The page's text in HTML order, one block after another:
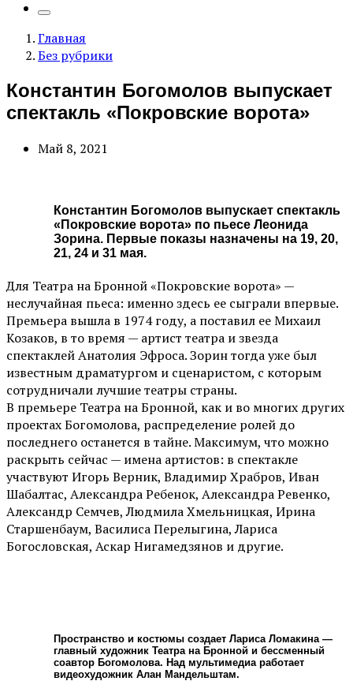
Главная
Без рубрики
Константин Богомолов выпускает
спектакль «Покровские ворота»
Май 8, 2021
Константин Богомолов выпускает спектакль
«Покровские ворота» по пьесе Леонида
Зорина. Первые показы назначены на 19, 20,
21, 24 и 31 мая.
Для Театра на Бронной «Покровские ворота» —
неслучайная пьеса: именно здесь ее сыграли впервые.
Премьера вышла в 1974 году, а поставил ее Михаил
Козаков, в то время — артист театра и звезда
спектаклей Анатолия Эфроса. Зорин тогда уже был
известным драматургом и сценаристом, с которым
сотрудничали лучшие театры страны.
В премьере Театра на Бронной, как и во многих других
проектах Богомолова, распределение ролей до
последнего останется в тайне. Максимум, что можно
раскрыть сейчас — имена артистов: в спектакле
участвуют Игорь Верник, Владимир Храбров, Иван
Шабалтас, Александра Ребенок, Александра Ревенко,
Александр Семчев, Людмила Хмельницкая, Ирина
Старшенбаум, Василиса Перелыгина, Лариса
Богословская, Аскар Нигамедзянов и другие.
Пространство и костюмы создает Лариса Ломакина —
главный художник Театра на Бронной и бессменный
соавтор Богомолова. Над мультимедиа работает
видеохудожник Алан Мандельштам.